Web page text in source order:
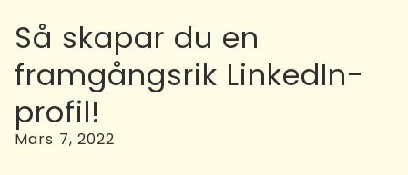
Så skapar du en
framgångsrik LinkedIn-
profil!
Mars 7, 2022